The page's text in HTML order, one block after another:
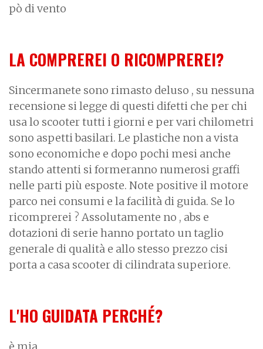
pò di vento
LA COMPREREI O RICOMPREREI?
Sincermanete sono rimasto deluso , su nessuna
recensione si legge di questi difetti che per chi
usa lo scooter tutti i giorni e per vari chilometri
sono aspetti basilari. Le plastiche non a vista
sono economiche e dopo pochi mesi anche
stando attenti si formeranno numerosi graffi
nelle parti più esposte. Note positive il motore
parco nei consumi e la facilità di guida. Se lo
ricomprerei ? Assolutamente no , abs e
dotazioni di serie hanno portato un taglio
generale di qualità e allo stesso prezzo cisi
porta a casa scooter di cilindrata superiore.
L'HO GUIDATA PERCHÉ?
è mia